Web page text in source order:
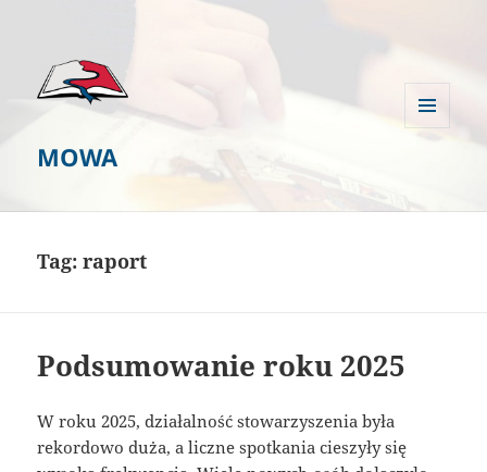
MOWA
Tag:raport
Podsumowanie roku 2025
W roku 2025, działalność stowarzyszenia była
rekordowo duża, a liczne spotkania cieszyły się